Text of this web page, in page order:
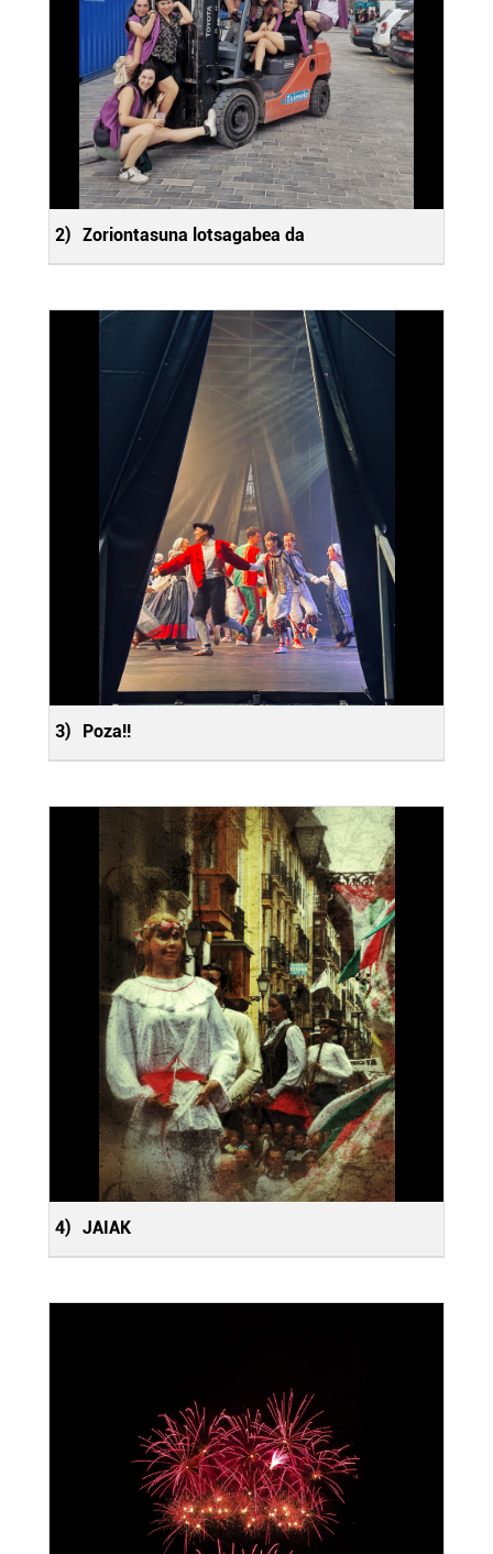
2) Zoriontasuna lotsagabea da
3) Poza!!
4) JAIAK